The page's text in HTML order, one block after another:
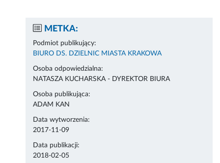
METKA:
Podmiot publikujący:
BIURO DS. DZIELNIC MIASTA KRAKOWA
Osoba odpowiedzialna:
NATASZA KUCHARSKA - DYREKTOR BIURA
Osoba publikująca:
ADAM KAN
Data wytworzenia:
2017-11-09
Data publikacji:
2018-02-05